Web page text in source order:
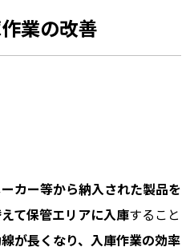
業の改善
カー等から納入された製品を
て保管エリアに入庫すること
が長くなり、入庫作業の効率